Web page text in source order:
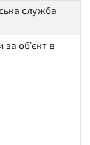
служба
за об’єкт в